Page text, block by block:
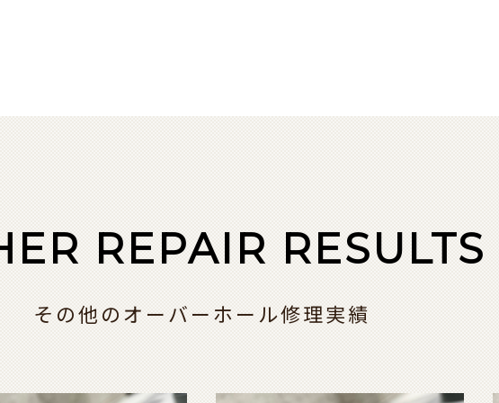
REPAIR RESULTS
その他のオーバーホール修理実績